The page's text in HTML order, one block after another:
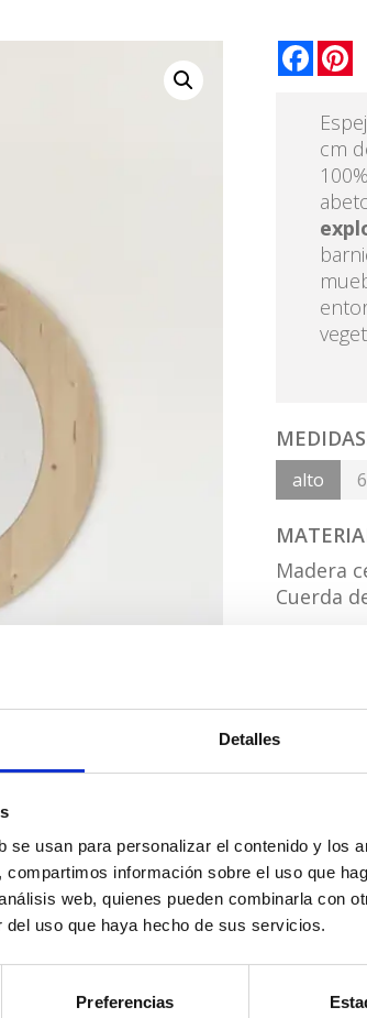
Detalles
se usan para personalizar el contenido y los
información sobre el uso que
web, quienes pueden combinarla con
del uso que haya hecho de sus servicios.
Preferencias
Camas y cabeceros
Cómoda y sinfonier
Mesitas de noche
Mesas de
Productos
kit de
cm
para
alto
Madera
Cuerda
plazo de
Espejo
SUOMI
pita